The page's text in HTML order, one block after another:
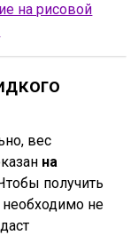
на рисовой
вес
на
получить
не